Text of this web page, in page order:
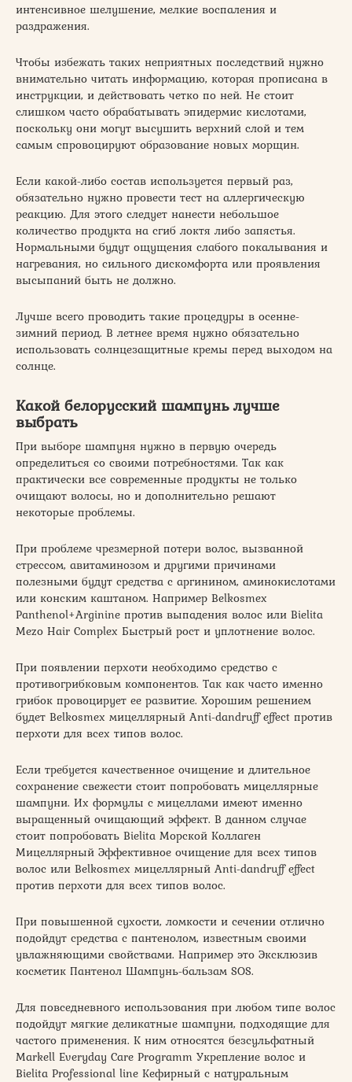
интенсивное шелушение, мелкие воспаления и
раздражения.
Чтобы избежать таких неприятных последствий нужно
внимательно читать информацию, которая прописана в
инструкции, и действовать четко по ней. Не стоит
слишком часто обрабатывать эпидермис кислотами,
поскольку они могут высушить верхний слой и тем
самым спровоцируют образование новых морщин.
Если какой-либо состав используется первый раз,
обязательно нужно провести тест на аллергическую
реакцию. Для этого следует нанести небольшое
количество продукта на сгиб локтя либо запястья.
Нормальными будут ощущения слабого покалывания и
нагревания, но сильного дискомфорта или проявления
высыпаний быть не должно.
Лучше всего проводить такие процедуры в осенне-
зимний период. В летнее время нужно обязательно
использовать солнцезащитные кремы перед выходом на
солнце.
Какой белорусский шампунь лучше
выбрать
При выборе шампуня нужно в первую очередь
определиться со своими потребностями. Так как
практически все современные продукты не только
очищают волосы, но и дополнительно решают
некоторые проблемы.
При проблеме чрезмерной потери волос, вызванной
стрессом, авитаминозом и другими причинами
полезными будут средства с аргинином, аминокислотами
или конским каштаном. Например Belkosmex
Panthenol+Arginine против выпадения волос или Bielita
Mezo Hair Complex Быстрый рост и уплотнение волос.
При появлении перхоти необходимо средство с
противогрибковым компонентов. Так как часто именно
грибок провоцирует ее развитие. Хорошим решением
будет Belkosmex мицеллярный Anti-dandruff effect против
перхоти для всех типов волос.
Если требуется качественное очищение и длительное
сохранение свежести стоит попробовать мицеллярные
шампуни. Их формулы с мицеллами имеют именно
выращенный очищающий эффект. В данном случае
стоит попробовать Bielita Морской Коллаген
Мицеллярный Эффективное очищение для всех типов
волос или Belkosmex мицеллярный Anti-dandruff effect
против перхоти для всех типов волос.
При повышенной сухости, ломкости и сечении отлично
подойдут средства с пантенолом, известным своими
увлажняющими свойствами. Например это Эксклюзив
косметик Пантенол Шампунь-бальзам SOS.
Для повседневного использования при любом типе волос
подойдут мягкие деликатные шампуни, подходящие для
частого применения. К ним относятся безсульфатный
Markell Everyday Care Programm Укрепление волос и
Bielita Professional line Кефирный с натуральным